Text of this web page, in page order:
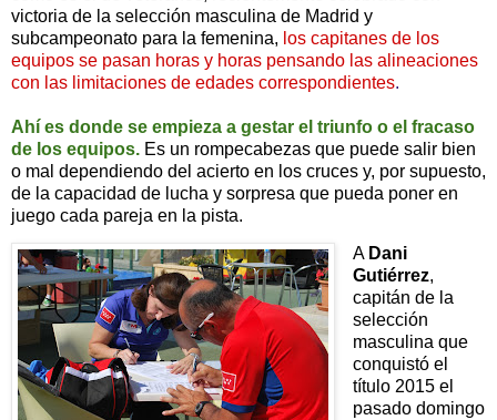
victoria de la selección masculina de Madrid y
subcampeonato para la femenina, los capitanes de los
equipos se pasan horas y horas pensando las alineaciones
con las limitaciones de edades correspondientes.
Ahí es donde se empieza a gestar el triunfo o el fracaso
de los equipos. Es un rompecabezas que puede salir bien
o mal dependiendo del acierto en los cruces y, por supuesto,
de la capacidad de lucha y sorpresa que pueda poner en
juego cada pareja en la pista.
A Dani
Gutiérrez,
capitán de la
selección
masculina que
conquistó el
título 2015 el
pasado domingo